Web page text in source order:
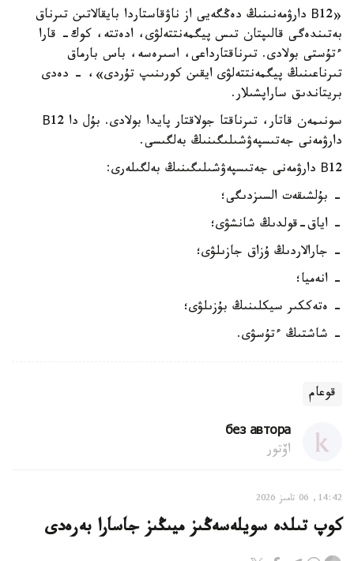
«В12 دارۋمەنىنىڭ دەڭگەيى از ناۋقاستاردا بايقالاتىن تىرناق
بەتىندەگى قالىپتان تىس پيگمەنتتەلۋى، ادەتتە، كوك- قارا
ءتۇستى بولادى. تىرناقتارداعى، اسىرەسە، باس بارماق
تىرناعىنىڭ پيگمەنتتەلۋى ايقىن كورىنىپ تۇردى»، - دەدى
بريتاندىق ساراپشىلار.
سونىمەن قاتار، تىرناقتا جولاقتار پايدا بولادى. بۇل دا В12
دارۋمەنى جەتىسپەۋشىلىگىنىڭ بەلگىسى.
В12 دارۋمەنى جەتىسپەۋشىلىگىنىڭ بەلگىلەرى:
- بۇلشىقەت السىزدىگى؛
- اياق-قولدىڭ شانشۋى؛
- جارالاردىڭ ۇزاق جازىلۋى؛
- انەميا؛
- ەتەككىر سيكلىنىڭ بۇزىلۋى؛
- شاشتىڭ ءتۇسۋى.
قوعام
без автора
اۆتور
14:42, 06 تامىز 2026
كوپ تىلدە سويلەسەڭىز ميىڭىز جاسارا بەرەدى